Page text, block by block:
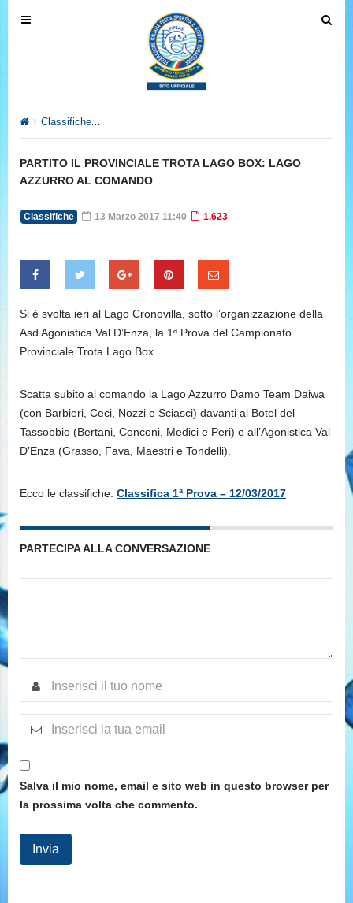
T
v
g
a
T
Classifiche
PARTITO IL PROVINCIALE TROTA LAGO BOX: LAGO
AZZURRO AL COMANDO
Classifiche 13 Marzo 2017 11:40 1.623
Si è svolta ieri al Lago Cronovilla, sotto l’organizzazione della
Asd Agonistica Val D’Enza, la 1ª Prova del Campionato
Provinciale Trota Lago Box.
Scatta subito al comando la Lago Azzurro Damo Team Daiwa
(con Barbieri, Ceci, Nozzi e Sciasci) davanti al Botel del
Tassobbio (Bertani, Conconi, Medici e Peri) e all’Agonistica Val
D’Enza (Grasso, Fava, Maestri e Tondelli).
Ecco le classifiche: Classifica 1ª Prova – 12/03/2017
PARTECIPA ALLA CONVERSAZIONE
Salva il mio nome, email e sito web in questo browser per
la prossima volta che commento.